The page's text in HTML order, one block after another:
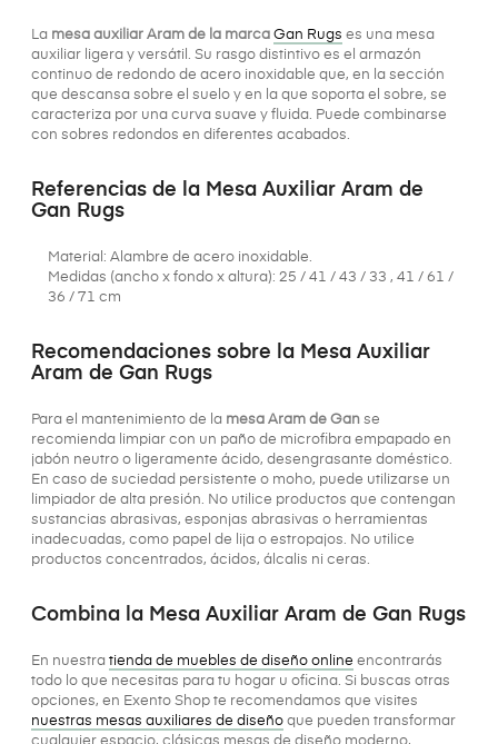
La mesa auxiliar Aram de la marca Gan Rugs es una mesa
auxiliar ligera y versátil. Su rasgo distintivo es el armazón
continuo de redondo de acero inoxidable que, en la sección
que descansa sobre el suelo y en la que soporta el sobre, se
caracteriza por una curva suave y fluida. Puede combinarse
con sobres redondos en diferentes acabados.
Referencias de la Mesa Auxiliar Aram de
Gan Rugs
Material: Alambre de acero inoxidable.
Medidas (ancho x fondo x altura): 25 / 41 / 43 / 33 , 41 / 61 /
36 / 71 cm
Recomendaciones sobre la Mesa Auxiliar
Aram de Gan Rugs
Para el mantenimiento de la mesa Aram de Gan se
recomienda limpiar con un paño de microfibra empapado en
jabón neutro o ligeramente ácido, desengrasante doméstico.
En caso de suciedad persistente o moho, puede utilizarse un
limpiador de alta presión. No utilice productos que contengan
sustancias abrasivas, esponjas abrasivas o herramientas
inadecuadas, como papel de lija o estropajos. No utilice
productos concentrados, ácidos, álcalis ni ceras.
Combina la Mesa Auxiliar Aram de Gan Rugs
En nuestra tienda de muebles de diseño online encontrarás
todo lo que necesitas para tu hogar u oficina. Si buscas otras
opciones, en Exento Shop te recomendamos que visites
nuestras mesas auxiliares de diseño que pueden transformar